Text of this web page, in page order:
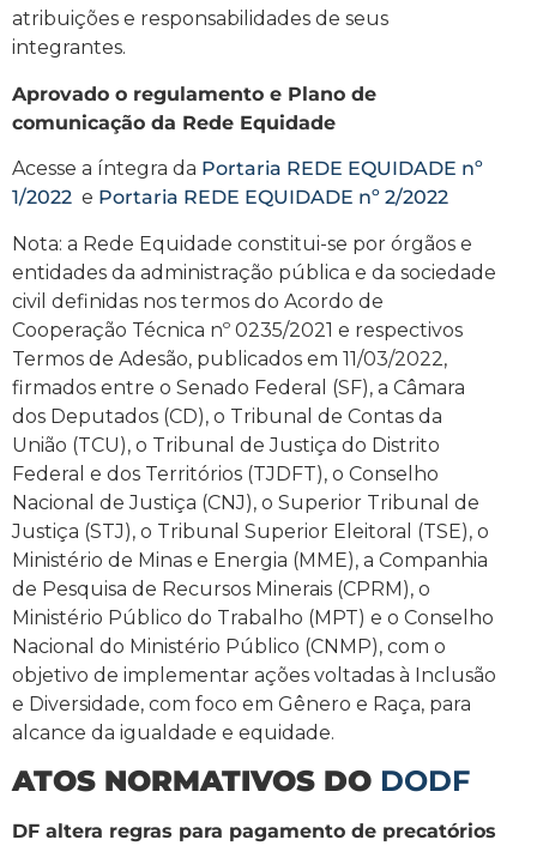
atribuições e responsabilidades de seus
integrantes.
Aprovado o regulamento e Plano de
comunicação da Rede Equidade
Acesse a íntegra da Portaria REDE EQUIDADE nº
1/2022 e Portaria REDE EQUIDADE nº 2/2022
Nota: a Rede Equidade constitui-se por órgãos e
entidades da administração pública e da sociedade
civil definidas nos termos do Acordo de
Cooperação Técnica nº 0235/2021 e respectivos
Termos de Adesão, publicados em 11/03/2022,
firmados entre o Senado Federal (SF), a Câmara
dos Deputados (CD), o Tribunal de Contas da
União (TCU), o Tribunal de Justiça do Distrito
Federal e dos Territórios (TJDFT), o Conselho
Nacional de Justiça (CNJ), o Superior Tribunal de
Justiça (STJ), o Tribunal Superior Eleitoral (TSE), o
Ministério de Minas e Energia (MME), a Companhia
de Pesquisa de Recursos Minerais (CPRM), o
Ministério Público do Trabalho (MPT) e o Conselho
Nacional do Ministério Público (CNMP), com o
objetivo de implementar ações voltadas à Inclusão
e Diversidade, com foco em Gênero e Raça, para
alcance da igualdade e equidade.
ATOS NORMATIVOS DO DODF
DF altera regras para pagamento de precatórios